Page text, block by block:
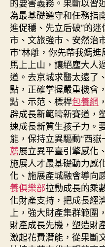
為最基礎遵守和任務指
進促穩、先立后破”的
市、文旅強市、安然治
市“林離，你先帶我媽
馬上上山，讓絕塵大人
道。去京城求醫太遠了
點，正確掌握嚴重機會
點、示范、標桿包養網
辟成長新範疇新賽道，
速成長新質生孩子力。
能，保持立異驅動“西
薦展立異平臺引擎感化
施展人才最基礎動力感
化、施展產城融會導向
養俱樂部拉動成長的乘
化財產支持，把成長經
上，強大財產集群範圍
財產成長先機，塑造財
激起花費潛能，從果斷